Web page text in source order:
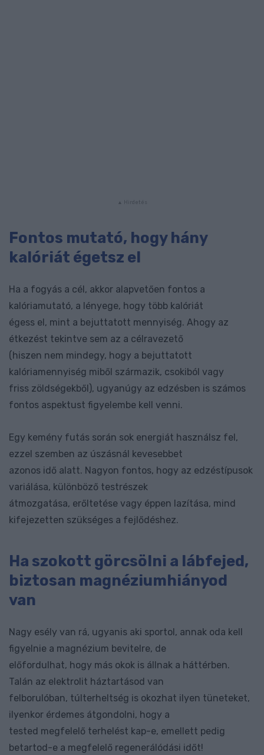
Fontos mutató, hogy hány
kalóriát égetsz el
Ha a fogyás a cél, akkor alapvetően fontos a
kalóriamutató, a lényege, hogy több kalóriát
égess el, mint a bejuttatott mennyiség. Ahogy az
étkezést tekintve sem az a célravezető
(hiszen nem mindegy, hogy a bejuttatott
kalóriamennyiség miből származik, csokiból vagy
friss zöldségekből), ugyanúgy az edzésben is számos
fontos aspektust figyelembe kell venni.
Egy kemény futás során sok energiát használsz fel,
ezzel szemben az úszásnál kevesebbet
azonos idő alatt. Nagyon fontos, hogy az edzéstípusok
variálása, különböző testrészek
átmozgatása, erőltetése vagy éppen lazítása, mind
kifejezetten szükséges a fejlődéshez.
Ha szokott görcsölni a lábfejed,
biztosan magnéziumhiányod
van
Nagy esély van rá, ugyanis aki sportol, annak oda kell
figyelnie a magnézium bevitelre, de
előfordulhat, hogy más okok is állnak a háttérben.
Talán az elektrolit háztartásod van
felborulóban, túlterheltség is okozhat ilyen tüneteket,
ilyenkor érdemes átgondolni, hogy a
tested megfelelő terhelést kap-e, emellett pedig
betartod-e a megfelelő regenerálódási időt!